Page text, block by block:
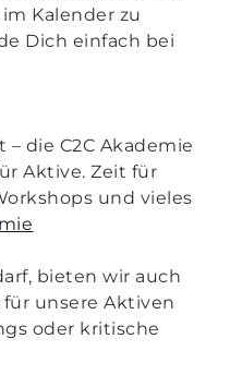
Kalender zu
Dich einfach bei
die C2C Akademie
Aktive. Zeit für
und vieles
bieten wir auch
für unsere Aktiven
oder kritische